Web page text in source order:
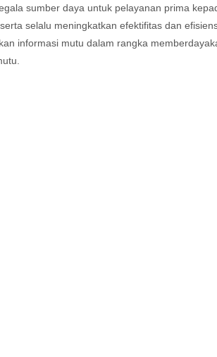
sumber daya untuk pelayanan prima
selalu meningkatkan efektifitas dan
informasi mutu dalam rangka